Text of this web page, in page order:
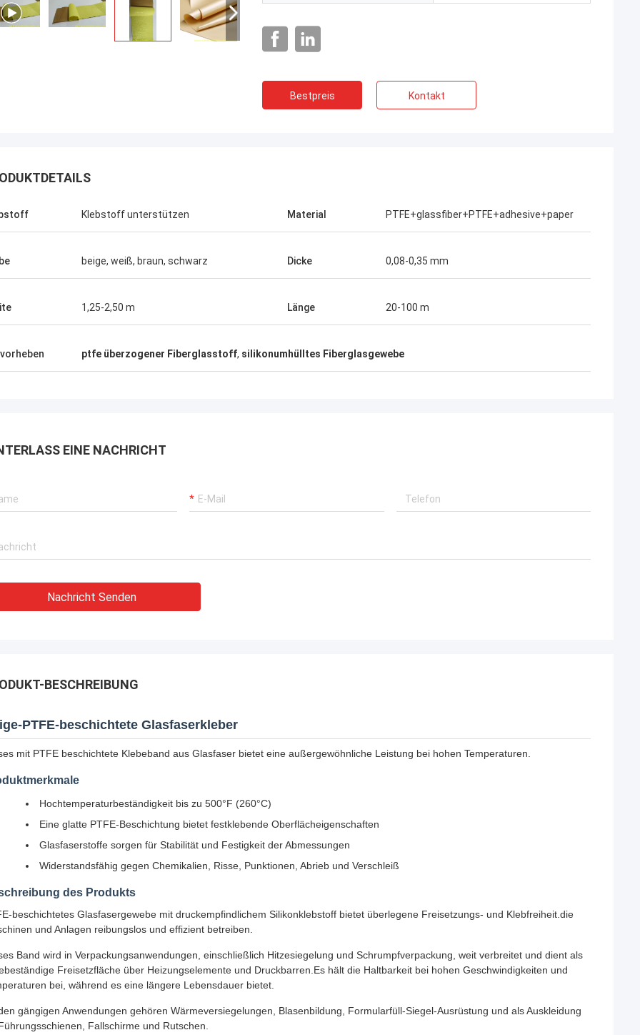
Bestpreis Kontakt
Klebstoff unterstützen Material PTFE+glassfiber+PTFE+adhesive+paper
beige, weiß, braun, schwarz Dicke 0,08-0,35 mm
1,25-2,50 m Länge 20-100 m
ptfe überzogener Fiberglasstoff, silikonumhülltes Fiberglasgewebe
EINE NACHRICHT
Nachricht Senden
BESCHREIBUNG
PTFE-beschichtete Glasfaserkleber
mit PTFE beschichtete Klebeband aus Glasfaser bietet eine außergewöhnliche Leistung bei hohen Temperaturen.
Hochtemperaturbeständigkeit bis zu 500°F (260°C)
Eine glatte PTFE-Beschichtung bietet festklebende Oberflächeigenschaften
Glasfaserstoffe sorgen für Stabilität und Festigkeit der Abmessungen
Widerstandsfähig gegen Chemikalien, Risse, Punktionen, Abrieb und Verschleiß
des Produkts
beschichtetes Glasfasergewebe mit druckempfindlichem Silikonklebstoff bietet überlegene Freisetzungs- und Klebfreiheit.die
und Anlagen reibungslos und effizient betreiben.
Band wird in Verpackungsanwendungen, einschließlich Hitzesiegelung und Schrumpfverpackung, weit verbreitet und dient als
Freisetzfläche über Heizungselemente und Druckbarren.Es hält die Haltbarkeit bei hohen Geschwindigkeiten und
bei, während es eine längere Lebensdauer bietet.
gängigen Anwendungen gehören Wärmeversiegelungen, Blasenbildung, Formularfüll-Siegel-Ausrüstung und als Auskleidung
Fallschirme und Rutschen.